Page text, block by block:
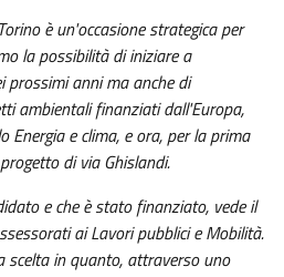
è un'occasione strategica per
la possibilità di iniziare a
anni ma anche di
ambientali finanziati dall'Europa,
Energia e clima, e ora, per la prima
di via Ghislandi.
e che è stato finanziato, vede il
ai Lavori pubblici e Mobilità.
scelta in quanto, attraverso uno